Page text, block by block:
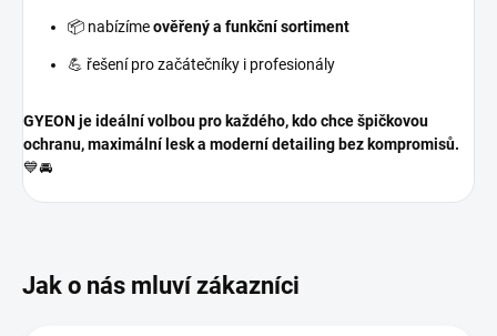
📦 nabízímeověřený a funkční sortiment
💪 řešení pro začátečníky i profesionály
GYEON je ideální volbou pro každého, kdo chce špičkovou
ochranu, maximální lesk a moderní detailing bez kompromisů.
💙🚘